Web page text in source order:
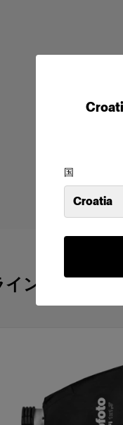
国
Croatia
ンで購入